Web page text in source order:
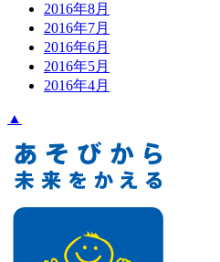
2016年8月
2016年7月
2016年6月
2016年5月
2016年4月
▲